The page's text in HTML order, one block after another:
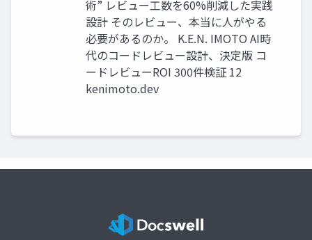
術” レビュー工数を60%削減した実践
設計 そのレビュー、本当に人がやる
必要があるのか。 K.E.N. IMOTO AI時
代のコードレビュー設計、決定版 コ
ードレビューROI 300件検証 12
kenimoto.dev